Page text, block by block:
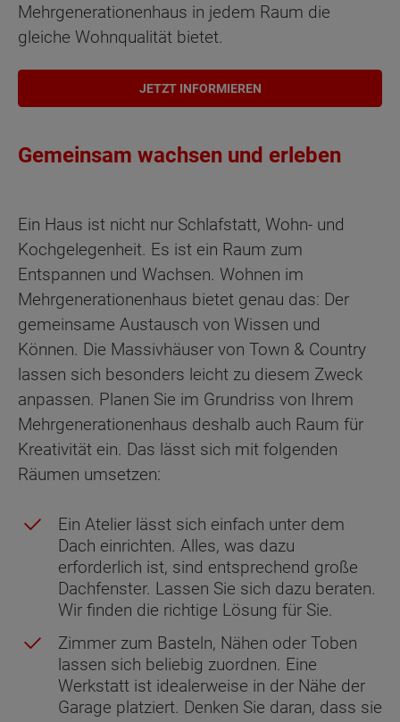
Mehrgenerationenhaus in jedem Raum die
gleiche Wohnqualität bietet.
JETZT INFORMIEREN
Gemeinsam wachsen und erleben
Ein Haus ist nicht nur Schlafstatt, Wohn- und
Kochgelegenheit. Es ist ein Raum zum
Entspannen und Wachsen. Wohnen im
Mehrgenerationenhaus bietet genau das: Der
gemeinsame Austausch von Wissen und
Können. Die Massivhäuser von Town & Country
lassen sich besonders leicht zu diesem Zweck
anpassen. Planen Sie im Grundriss von Ihrem
Mehrgenerationenhaus deshalb auch Raum für
Kreativität ein. Das lässt sich mit folgenden
Räumen umsetzen:
Ein Atelier lässt sich einfach unter dem
Dach einrichten. Alles, was dazu
erforderlich ist, sind entsprechend große
Dachfenster. Lassen Sie sich dazu beraten.
Wir finden die richtige Lösung für Sie.
Zimmer zum Basteln, Nähen oder Toben
lassen sich beliebig zuordnen. Eine
Werkstatt ist idealerweise in der Nähe der
Garage platziert. Denken Sie daran, dass sie